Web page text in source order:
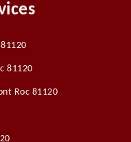
81120
Roc 81120